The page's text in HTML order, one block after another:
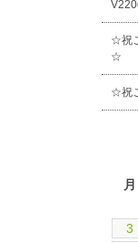
☆祝
☆
☆祝
月
3